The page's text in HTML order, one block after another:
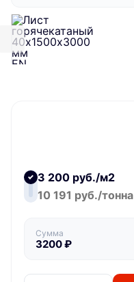
3 200 руб./м2
10 191 руб./тонна
Сумма
3200₽